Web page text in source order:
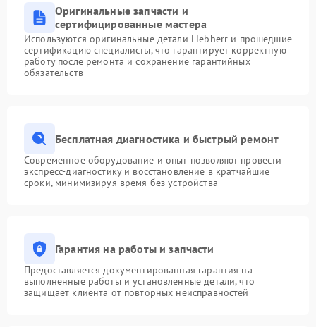
Оригинальные запчасти и
сертифицированные мастера
Используются оригинальные детали Liebherr и прошедшие
сертификацию специалисты, что гарантирует корректную
работу после ремонта и сохранение гарантийных
обязательств
Бесплатная диагностика и быстрый ремонт
Современное оборудование и опыт позволяют провести
экспресс-диагностику и восстановление в кратчайшие
сроки, минимизируя время без устройства
Гарантия на работы и запчасти
Предоставляется документированная гарантия на
выполненные работы и установленные детали, что
защищает клиента от повторных неисправностей